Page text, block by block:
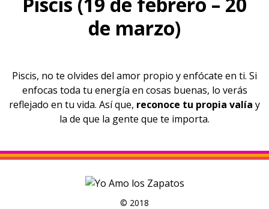
de marzo)
Piscis, no te olvides del amor propio y enfócate en ti. Si
enfocas toda tu energía en cosas buenas, lo verás
reflejado en tu vida. Así que, reconoce tu propia valía y
la de que la gente que te importa.
© 2018